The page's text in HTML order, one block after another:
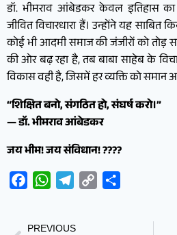
डॉ. भीमराव आंबेडकर केवल इतिहास
जीवित विचारधारा हैं। उन्होंने यह साबित
कोई भी आदमी समाज की जंजीरों को
की ओर बढ़ रहा है, तब बाबा साहेब के
विकास वही है, जिसमें हर व्यक्ति को समान
“शिक्षित बनो, संगठित हो, संघर्ष करो।”
— डॉ. भीमराव आंबेडकर
जय भीम! जय संविधान! ????
FacebookWhatsAppTelegram
Copy
PREVIOUS